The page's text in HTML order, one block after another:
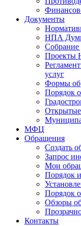
Документы
НПА
Собрание
Проекты
услуг
Формы
Порядок
МФЦ
Обращения
Создать
Запрос
Мои
Порядок
Порядок
Обзоры
Контакты